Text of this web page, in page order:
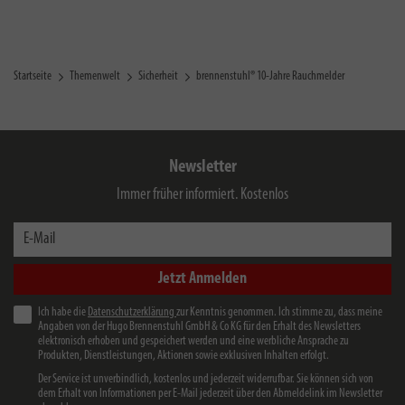
Startseite Themenwelt Sicherheit brennenstuhl® 10-Jahre Rauchmelder
Newsletter
Immer früher informiert. Kostenlos
E-Mail
Jetzt Anmelden
Ich habe die Datenschutzerklärung zur Kenntnis genommen. Ich stimme zu, dass meine
Angaben von der Hugo Brennenstuhl GmbH & Co KG für den Erhalt des Newsletters
elektronisch erhoben und gespeichert werden und eine werbliche Ansprache zu
Produkten, Dienstleistungen, Aktionen sowie exklusiven Inhalten erfolgt.
Der Service ist unverbindlich, kostenlos und jederzeit widerrufbar. Sie können sich von
dem Erhalt von Informationen per E-Mail jederzeit über den Abmeldelink im Newsletter